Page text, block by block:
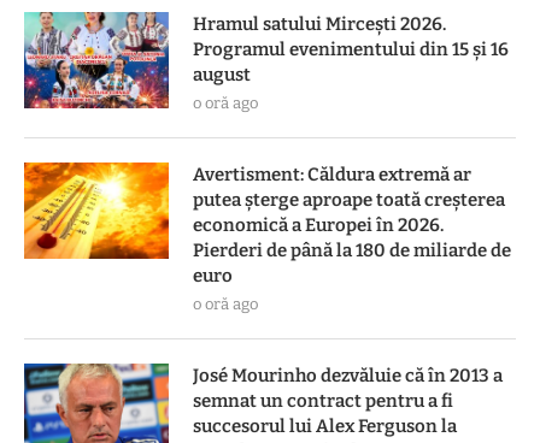
Hramul satului Mircești 2026.
Programul evenimentului din 15 și 16
august
o oră ago
Avertisment: Căldura extremă ar
putea șterge aproape toată creșterea
economică a Europei în 2026.
Pierderi de până la 180 de miliarde de
euro
o oră ago
José Mourinho dezvăluie că în 2013 a
semnat un contract pentru a fi
succesorul lui Alex Ferguson la